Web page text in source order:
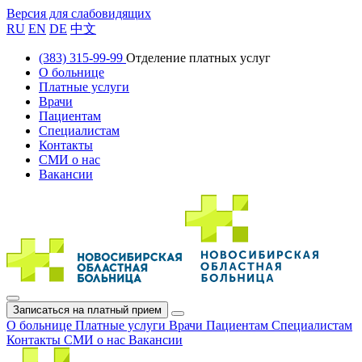
Версия для слабовидящих
RU EN DE 中文
(383) 315-99-99 Отделение платных услуг
О больнице
Платные услуги
Врачи
Пациентам
Специалистам
Контакты
СМИ о нас
Вакансии
Записаться на платный прием
О больнице Платные услуги Врачи Пациентам Специалистам
Контакты СМИ о нас Вакансии